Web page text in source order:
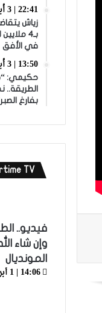
22:41 | 3 أبريل، 2026
بـ4
في الأفق
13:50 | 3 أبريل، 2026
حكيمي:
بفارغ
TV
فيديو..
وإن شاء
المونديال
14:06 | 1 أبريل، 2026